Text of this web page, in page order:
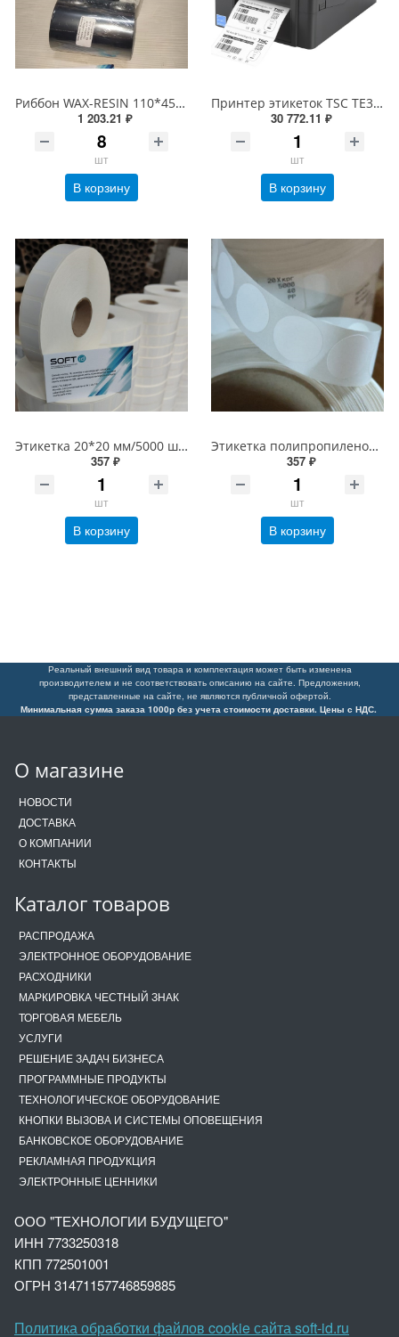
Риббон WAX-RESIN 110*450 OUT Черный
1 203.21 ₽
шт
В корзину
Принтер этикеток TSC TE300 (термотрансферный, печать 300dpi, USB) 99-065A701-00LF00
30 772.11 ₽
шт
В корзину
Этикетка 20*20 мм/5000 шт Честный знак, втулка 40/76 мм, PP Полипропиленовая Белая Глянцевая (20х20 этикетка)
357 ₽
шт
В корзину
Этикетка полипропиленовая круглая 20 мм/5000 шт PP Честный знак, втулка 40/76 мм, Белая Глянец 60 мкм (20х20 Полипропилен d20 круг)
357 ₽
шт
В корзину
Реальный внешний вид товара и комплектация может быть изменена
производителем и не соответствовать описанию на сайте. Предложения,
представленные на сайте, не являются публичной офертой.
Минимальная сумма заказа 1000р без учета стоимости доставки. Цены с НДС.
О магазине
НОВОСТИ
ДОСТАВКА
О КОМПАНИИ
КОНТАКТЫ
Каталог товаров
РАСПРОДАЖА
ЭЛЕКТРОННОЕ ОБОРУДОВАНИЕ
РАСХОДНИКИ
МАРКИРОВКА ЧЕСТНЫЙ ЗНАК
ТОРГОВАЯ МЕБЕЛЬ
УСЛУГИ
РЕШЕНИЕ ЗАДАЧ БИЗНЕСА
ПРОГРАММНЫЕ ПРОДУКТЫ
ТЕХНОЛОГИЧЕСКОЕ ОБОРУДОВАНИЕ
КНОПКИ ВЫЗОВА И СИСТЕМЫ ОПОВЕЩЕНИЯ
БАНКОВСКОЕ ОБОРУДОВАНИЕ
РЕКЛАМНАЯ ПРОДУКЦИЯ
ЭЛЕКТРОННЫЕ ЦЕННИКИ
ООО "ТЕХНОЛОГИИ БУДУЩЕГО"
ИНН 7733250318
КПП 772501001
ОГРН 31471157746859885
Политика обработки файлов cookie сайта soft-id.ru